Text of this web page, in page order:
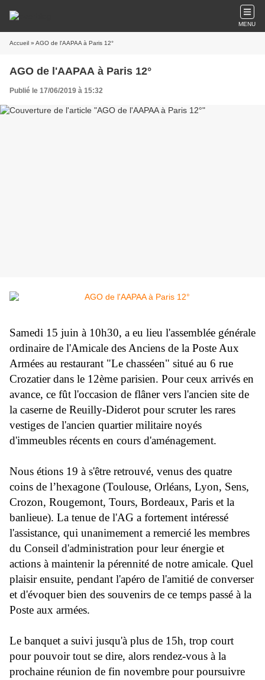
MENU
Accueil » AGO de l'AAPAA à Paris 12°
AGO de l'AAPAA à Paris 12°
Publié le 17/06/2019 à 15:32
Samedi 15 juin à 10h30, a eu lieu l'assemblée générale
ordinaire de l'Amicale des Anciens de la Poste Aux
Armées au restaurant "Le chasséen" situé au 6 rue
Crozatier dans le 12ème parisien. Pour ceux arrivés en
avance, ce fût l'occasion de flâner vers l'ancien site de
la caserne de Reuilly-Diderot pour scruter les rares
vestiges de l'ancien quartier militaire noyés
d'immeubles récents en cours d'aménagement.
Nous étions 19 à s'être retrouvé, venus des quatre
coins de l’hexagone (Toulouse, Orléans, Lyon, Sens,
Crozon, Rougemont, Tours, Bordeaux, Paris et la
banlieue). La tenue de l'AG a fortement intéressé
l'assistance, qui unanimement a remercié les membres
du Conseil d'administration pour leur énergie et
actions à maintenir la pérennité de notre amicale. Quel
plaisir ensuite, pendant l'apéro de l'amitié de converser
et d'évoquer bien des souvenirs de ce temps passé à la
Poste aux armées.
Le banquet a suivi jusqu'à plus de 15h, trop court
pour pouvoir tout se dire, alors rendez-vous à la
prochaine réunion de fin novembre pour poursuivre